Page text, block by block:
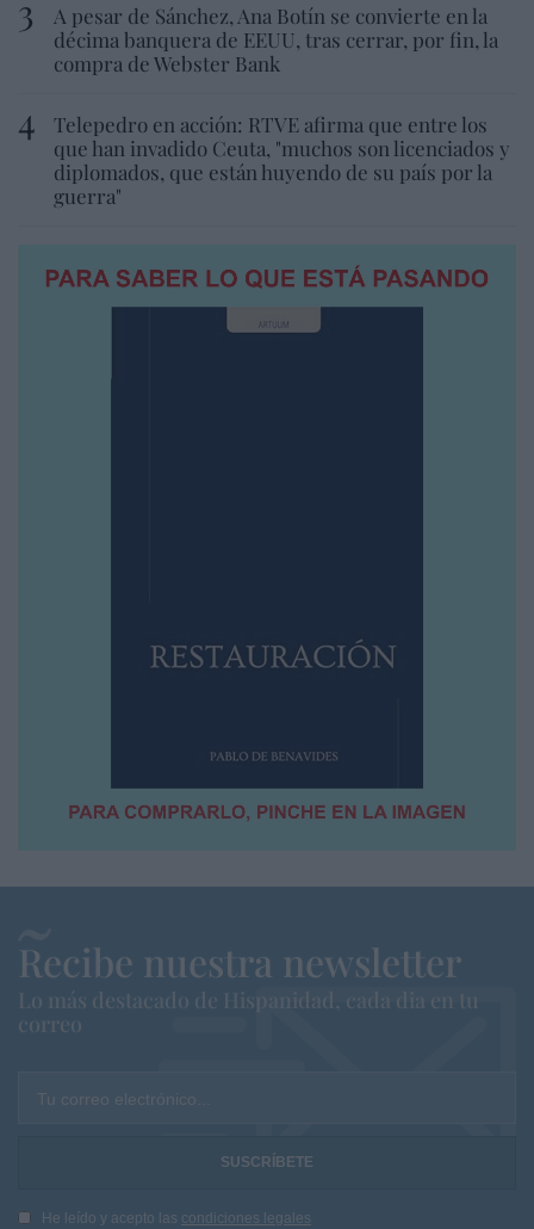
A pesar de Sánchez, Ana Botín se convierte en la
décima banquera de EEUU, tras cerrar, por fin, la
compra de Webster Bank
Telepedro en acción: RTVE afirma que entre los
que han invadido Ceuta, "muchos son licenciados y
diplomados, que están huyendo de su país por la
guerra"
Recibe nuestra newsletter
Lo más destacado de Hispanidad, cada dia en tu
correo
Tu correo electrónico...
He leído y acepto las condiciones legales